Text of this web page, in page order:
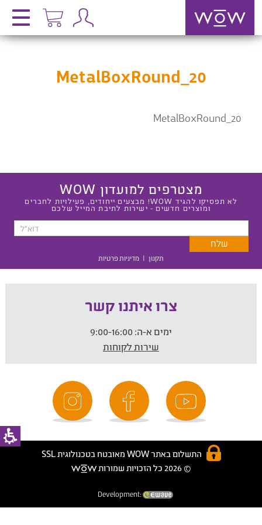
MetalBoxRound_20
MetalBoxRound_20
מצטרפים למועדון WOW
לא תפסיקו להגיד WOW! מבצעים ייחודים, פעילויות לחברים
ומוצרים חדשים - ישירות לתיבת המייל שלכם
תקנון | מדיניות פרטיות
צרו איתנו קשר
ימים א-ה:
שירות לקוחות
התשלום באתר WOW מאובטח בטכנולוגית SSL
© 2026 כל הזכויות שמורות
Development: